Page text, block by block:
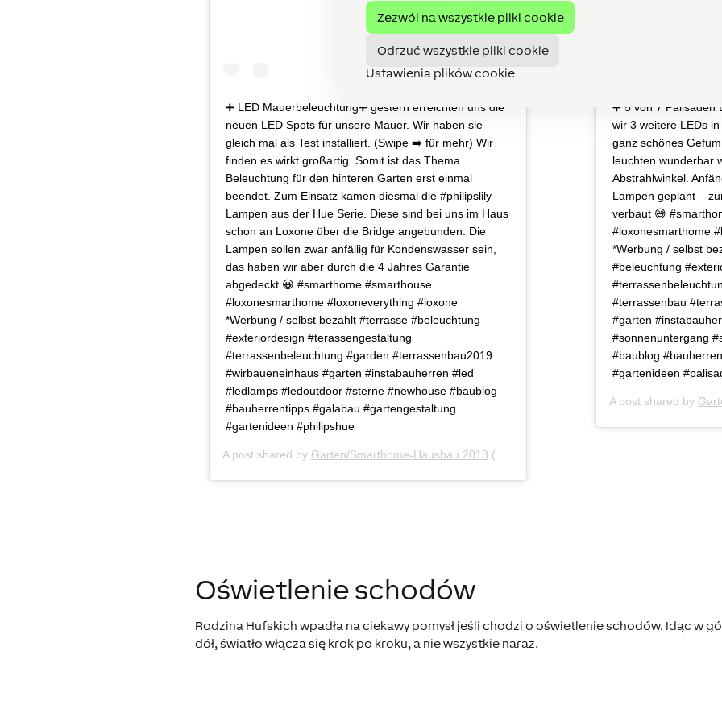
Zezwól na wszystkie pliki cookie
Odrzuć wszystkie pliki cookie
Ustawienia plików cookie
➕ LED Mauerbeleuchtung➕ gestern erreichten uns die
neuen LED Spots für unsere Mauer. Wir haben sie
gleich mal als Test installiert. (Swipe ➡️ für mehr) Wir
finden es wirkt großartig. Somit ist das Thema
Beleuchtung für den hinteren Garten erst einmal
beendet. Zum Einsatz kamen diesmal die #philipslily
Lampen aus der Hue Serie. Diese sind bei uns im Haus
schon an Loxone über die Bridge angebunden. Die
Lampen sollen zwar anfällig für Kondenswasser sein,
das haben wir aber durch die 4 Jahres Garantie
abgedeckt 😀 #smarthome #smarthouse
#loxonesmarthome #loxoneverything #loxone
*Werbung / selbst bezahlt #terrasse #beleuchtung
#exteriordesign #terassengestaltung
#terrassenbeleuchtung #garden #terrassenbau2019
#wirbaueneinhaus #garten #instabauherren #led
#ledlamps #ledoutdoor #sterne #newhouse #baublog
#bauherrentipps #galabau #gartengestaltung
#gartenideen #philipshue
A post shared by Garten/Smarthome▫️Hausbau 2018 (@vierverruecktebauen) on
➕ 5 von 7 Palisaden
wir 3 weitere LEDs
ganz schönes
leuchten wunderbar
Abstrahlwinkel.
Lampen geplant –
verbaut 😅
#loxonesmarthome
*Werbung / selbst
#beleuchtung
#terrassenbau
#garten
#sonnenuntergang
#baublog
#gartenideen
A post shared by
Oświetlenie schodów
Rodzina Hufskich wpadła na ciekawy pomysł jeśli chodzi o oświetlenie schodów. Idąc w
dół, światło włącza się krok po kroku, a nie wszystkie naraz.